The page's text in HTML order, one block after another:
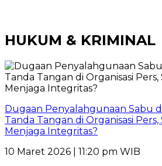
HUKUM & KRIMINAL
Dugaan Penyalahgunaan Sabu
Tanda Tangan di Organisasi Pers,
Menjaga Integritas?
10 Maret 2026 | 11:20 pm WIB